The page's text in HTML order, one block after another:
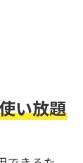
い放題